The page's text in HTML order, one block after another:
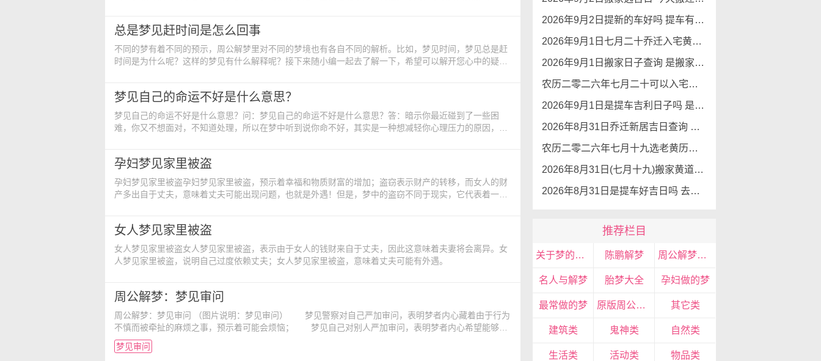
困难，明最近你进行的某件事情，或许
总是梦见赶时间是怎么回事
不同的梦有着不同的预示，周公解梦里对不同的梦境也有各自不同的解析。比如，梦见时间，梦见总是赶
时间是为什么呢？这样的梦见有什么解释呢？接下来随小编一起去了解一下，希望可以解开您心中的疑
呢！恋情方面依然是春暖花开，但是你的
梦见自己的命运不好是什么意思？
梦见自己的命运不好是什么意思？问：梦见自己的命运不好是什么意思？答：暗示你最近碰到了一些困
难，你又不想面对，不知道处理，所以在梦中听到说你命不好，其实是一种想减轻你心理压力的原因，自
要解决，而大多数是身心疲倦的困扰，比如
孕妇梦见家里被盗
孕妇梦见家里被盗孕妇梦见家里被盗，预示着幸福和物质财富的增加；盗窃表示财产的转移，而女人的财
产多出自于丈夫，意味着丈夫可能出现问题，也就是外遇！但是，梦中的盗窃不同于现实，它代表着一种
女人梦见家里被盗
女人梦见家里被盗女人梦见家里被盗，表示由于女人的钱财来自于丈夫，因此这意味着夫妻将会离异。女
人梦见家里被盗，说明自己过度依赖丈夫；女人梦见家里被盗，意味着丈夫可能有外遇。
周公解梦：梦见审问
周公解梦：梦见审问 （图片说明：梦见审问） 梦见警察对自己严加审问，表明梦者内心藏着由于行为
不慎而被牵扯的麻烦之事，预示着可能会烦恼； 梦见自己对别人严加审问，表明梦者内心希望能够全
面掌握计划的进展情况，意味着计划将会稳步进行。 一位34岁的男士说：“梦中，我梦见自己正在审
问犯罪嫌疑人。这个犯罪嫌疑人很狡猾，是一位二进宫之人，开始时，他东拉
梦见审问
2026年9月2日提新的车好吗 提车有好运势吗
2026年9月1日七月二十乔迁入宅黄道吉日查询 是搬家吉日么
2026年9月1日搬家日子查询 是搬家好日子么
农历二零二六年七月二十可以入宅吗 2026年9月1日本日入宅吉利么
2026年9月1日是提车吉利日子吗 是提新车的吉日吗
2026年8月31日乔迁新居吉日查询 乔迁新居有什么讲究
农历二零二六年七月十九选老黄历入宅 2026年8月31日这天可以入宅搬家吗
2026年8月31日(七月十九)搬家黄道吉日 是搬家的好日子吗
2026年8月31日是提车好吉日吗 去提车如何
推荐栏目
关于梦的知识 陈鹏解梦 周公解梦大全
名人与解梦 胎梦大全 孕妇做的梦
最常做的梦 原版周公解梦 其它类
建筑类 鬼神类 自然类
生活类 活动类 物品类